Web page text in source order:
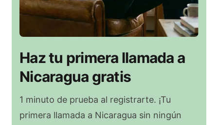
Haz tu primera llamada a
Nicaragua gratis
1 minuto de prueba al registrarte. ¡Tu
primera llamada a Nicaragua sin ningún